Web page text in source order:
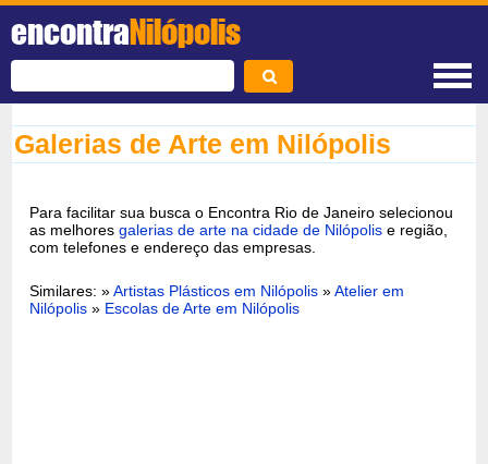
encontraNilópolis
Galerias de Arte em Nilópolis
Para facilitar sua busca o Encontra Rio de Janeiro selecionou
as melhoresgalerias de arte na cidade de Nilópolis e região,
com telefones e endereço das empresas.
Similares: »Artistas Plásticos em Nilópolis »Atelier em
Nilópolis » Escolas de Arte em Nilópolis